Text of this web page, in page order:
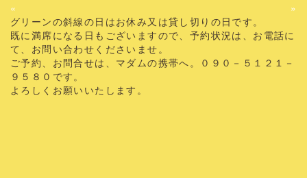
«
»
グリーンの斜線の日はお休み又は貸し切りの日です。
既に満席になる日もございますので、予約状況は、お電話に
て、お問い合わせくださいませ。
ご予約、お問合せは、マダムの携帯へ。０９０－５１２１－
９５８０です。
よろしくお願いいたします。